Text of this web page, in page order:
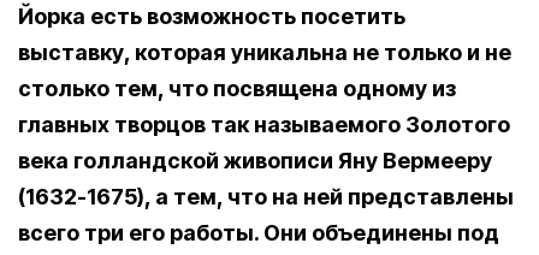
Йорка есть возможность посетить
выставку, которая уникальна не только и не
столько тем, что посвящена одному из
главных творцов так называемого Золотого
века голландской живописи Яну Вермееру
(1632-1675), а тем, что на ней представлены
всего три его работы. Они объединены под